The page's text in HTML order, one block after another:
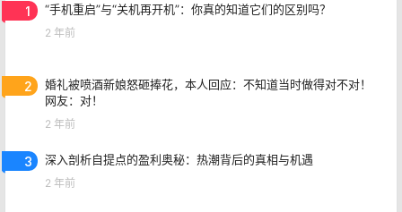
1 “手机重启”与“关机再开机”：你真的知道它们的区别吗？
2 年前
2
婚礼被喷酒新娘怒砸捧花，本人回应：不知道当时做得对不对！
网友：对！
2 年前
3 深入剖析自提点的盈利奥秘：热潮背后的真相与机遇
2 年前